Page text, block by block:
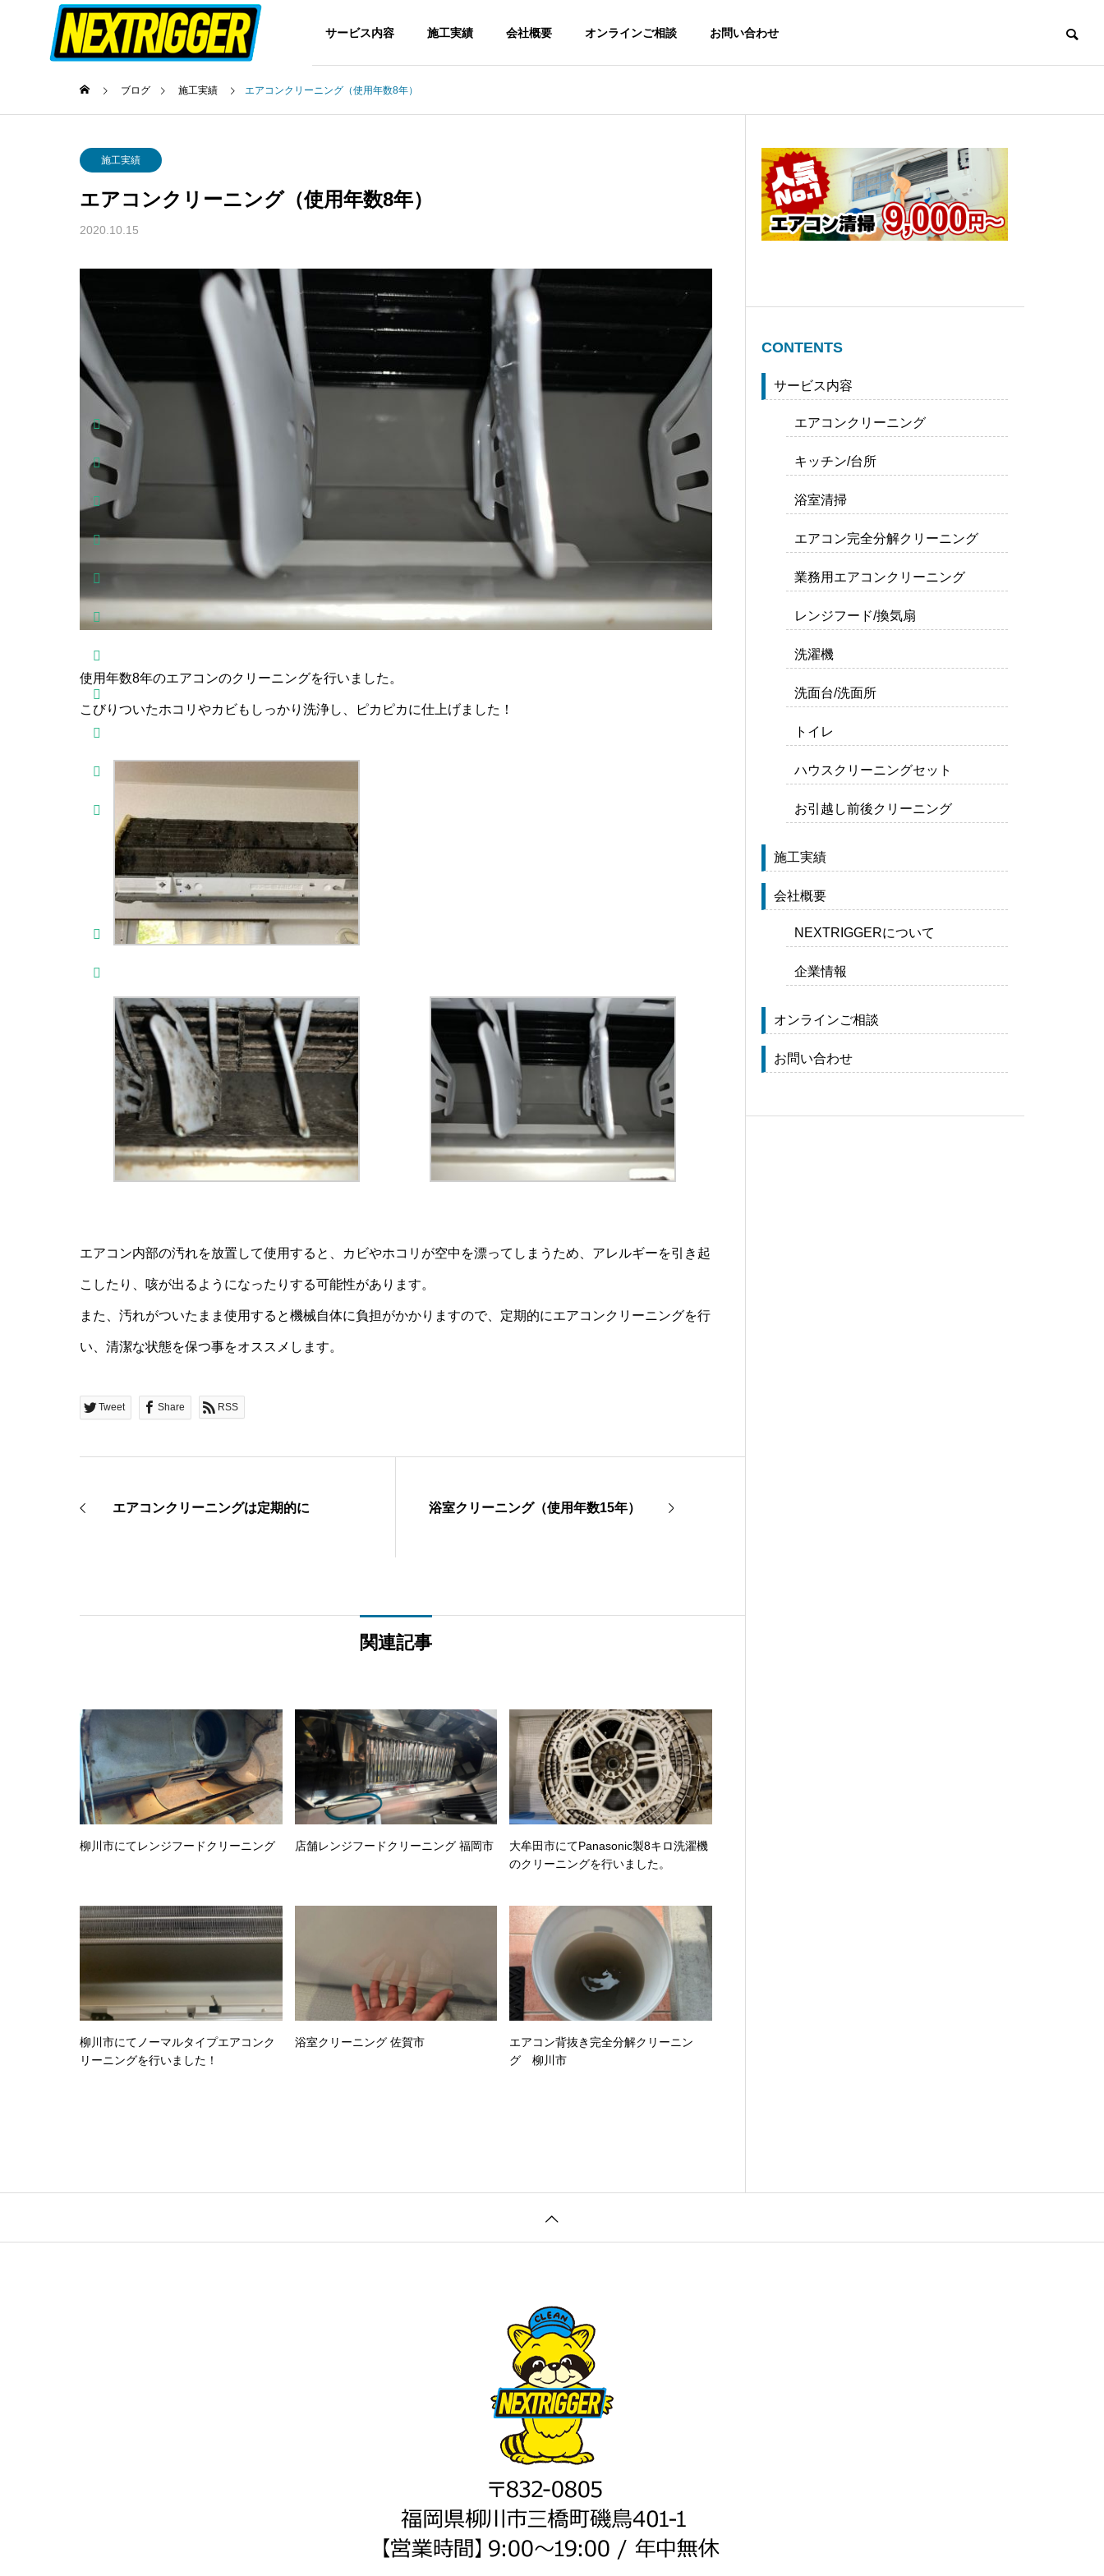
サービス内容 施工実績 会社概要 オンラインご相談 お問い合わせ
施工実績
Construction results
The Legend of Zelda: Tears of the Kingdom PC emulator Pre-Installed Windows .torrent
Licenses
SketchUp Cracked [Clean] (x32x64) [Lifetime]
Trainers
Trainers
Clair Obscur: Expedition 33 Deluxe Edition Keys Tiny Girl Repack
Plugins
078t17n6vwuxtnmqk
Vision Effects Twixtor Pro Portable + Activator x86x64 MediaFire
会社概要
ブログ 施工実績 エアコンクリーニング（使用年数8年）
施工実績
エアコンクリーニング（使用年数8年）
2020.10.15
使用年数8年のエアコンのクリーニングを行いました。
こびりついたホコリやカビもしっかり洗浄し、ピカピカに仕上げました！
エアコン内部の汚れを放置して使用すると、カビやホコリが空中を漂ってしまうため、アレルギーを引き起
こしたり、咳が出るようになったりする可能性があります。
また、汚れがついたまま使用すると機械自体に負担がかかりますので、定期的にエアコンクリーニングを行
い、清潔な状態を保つ事をオススメします。
Tweet Share RSS
エアコンクリーニングは定期的に 浴室クリーニング（使用年数15年）
関連記事
柳川市にてレンジフードクリーニング 店舗レンジフードクリーニング 福岡市
大牟田市にてPanasonic製8キロ洗濯機
のクリーニングを行いました。
柳川市にてノーマルタイプエアコンク
リーニングを行いました！
浴室クリーニング 佐賀市
エアコン背抜き完全分解クリーニン
グ 柳川市
CONTENTS
サービス内容
エアコンクリーニング
キッチン/台所
浴室清掃
エアコン完全分解クリーニング
業務用エアコンクリーニング
レンジフード/換気扇
洗濯機
洗面台/洗面所
トイレ
ハウスクリーニングセット
お引越し前後クリーニング
施工実績
会社概要
NEXTRIGGERについて
企業情報
オンラインご相談
お問い合わせ